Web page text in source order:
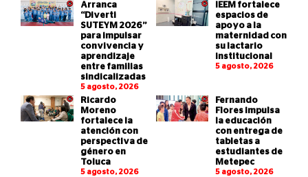
Arranca
“Diverti
SUTEYM 2026”
para impulsar
convivencia y
aprendizaje
entre familias
sindicalizadas
5 agosto, 2026
IEEM fortalece
espacios de
apoyo a la
maternidad con
su lactario
institucional
5 agosto, 2026
Ricardo
Moreno
fortalece la
atención con
perspectiva de
género en
Toluca
5 agosto, 2026
Fernando
Flores impulsa
la educación
con entrega de
tabletas a
estudiantes de
Metepec
5 agosto, 2026